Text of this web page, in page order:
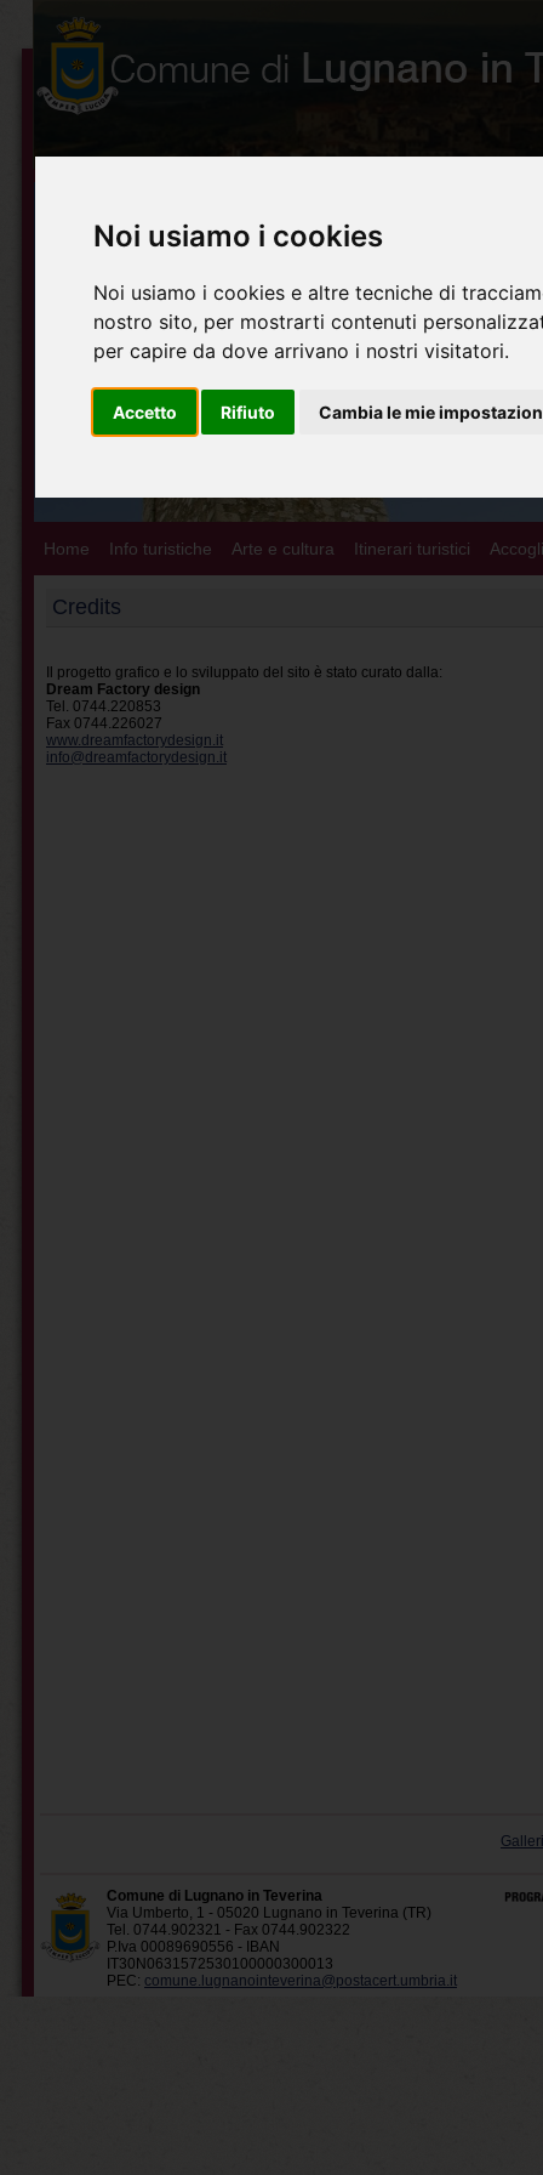
Noi usiamo i cookies
Noi usiamo i cookies e altre tecniche di
nostro sito, per mostrarti contenuti
per capire da dove arrivano i nostri visitatori.
Accetto Rifiuto Cambia le mie
Home Info turistiche Arte e cultura Itinerari turistici
Credits
Il progetto grafico e lo sviluppato del sito è stato curato dalla:
Dream Factory design
Tel. 0744.220853
Fax 0744.226027
www.dreamfactorydesign.it
info@dreamfactorydesign.it
Comune di Lugnano in Teverina
Via Umberto, 1 - 05020 Lugnano in Teverina (TR)
Tel. 0744.902321 - Fax 0744.902322
P.Iva 00089690556 - IBAN
IT30N0631572530100000300013
PEC: comune.lugnanointeverina@postacert.umbria.it